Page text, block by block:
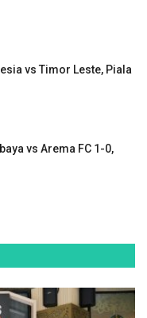
vs Timor Leste, Piala
vs Arema FC 1-0,